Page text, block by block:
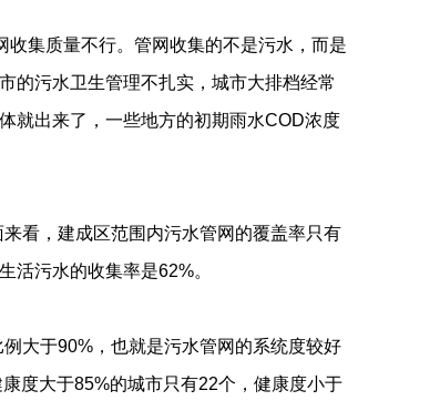
集质量不行。管网收集的不是污水，而是
的污水卫生管理不扎实，城市大排档经常
就出来了，一些地方的初期雨水COD浓度
看，建成区范围内污水管网的覆盖率只有
活污水的收集率是62%。
大于90%，也就是污水管网的系统度较好
度大于85%的城市只有22个，健康度小于